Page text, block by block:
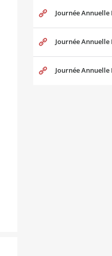
Journée Annuelle
Journée Annuelle
Journée Annuelle